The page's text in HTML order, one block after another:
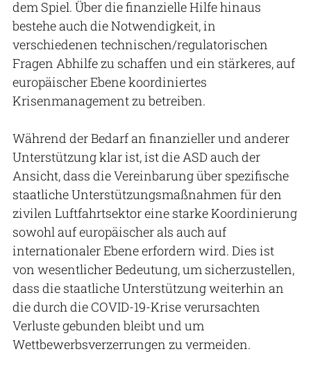
dem Spiel. Über die finanzielle Hilfe hinaus
bestehe auch die Notwendigkeit, in
verschiedenen technischen/regulatorischen
Fragen Abhilfe zu schaffen und ein stärkeres, auf
europäischer Ebene koordiniertes
Krisenmanagement zu betreiben.
Während der Bedarf an finanzieller und anderer
Unterstützung klar ist, ist die ASD auch der
Ansicht, dass die Vereinbarung über spezifische
staatliche Unterstützungsmaßnahmen für den
zivilen Luftfahrtsektor eine starke Koordinierung
sowohl auf europäischer als auch auf
internationaler Ebene erfordern wird. Dies ist
von wesentlicher Bedeutung, um sicherzustellen,
dass die staatliche Unterstützung weiterhin an
die durch die COVID-19-Krise verursachten
Verluste gebunden bleibt und um
Wettbewerbsverzerrungen zu vermeiden.